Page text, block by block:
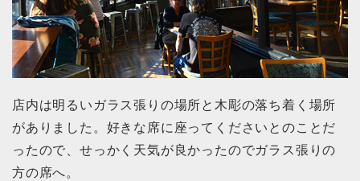
店内は明るいガラス張りの場所と木彫の落ち着く場所
がありました。好きな席に座ってくださいとのことだ
ったので、せっかく天気が良かったのでガラス張りの
方の席へ。